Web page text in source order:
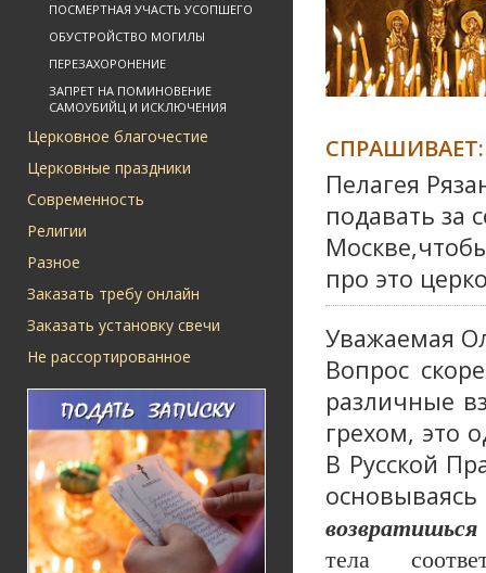
ПОСМЕРТНАЯ УЧАСТЬ УСОПШЕГО
ОБУСТРОЙСТВО МОГИЛЫ
ПЕРЕЗАХОРОНЕНИЕ
ЗАПРЕТ НА ПОМИНОВЕНИЕ
САМОУБИЙЦ И ИСКЛЮЧЕНИЯ
Церковное благочестие
Церковные праздники
Современность
Религии
Разное
Заказать требу онлайн
Заказать установку свечи
Не рассортированное
СПРАШИВАЕТ:
Пелагея
подавать за
про это
Уважаемая
Вопрос
различные
грехом, это
В Русской
тела